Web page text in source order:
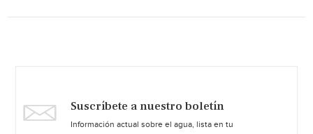
Suscríbete a nuestro boletín
Información actual sobre el agua, lista en tu